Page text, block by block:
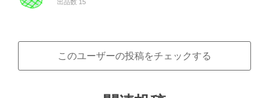
出品数 15
このユーザーの投稿をチェックする